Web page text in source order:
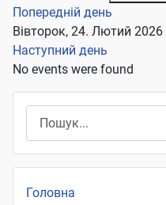
Попередній день
Вівторок, 24. Лютий 2026
Наступний день
No events were found
Головна